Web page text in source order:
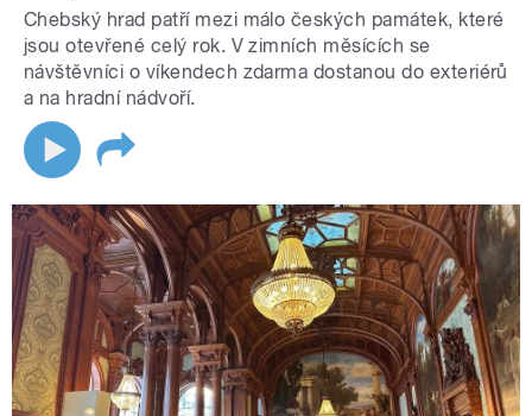
Chebský hrad patří mezi málo českých památek, které
jsou otevřené celý rok. V zimních měsících se
návštěvníci o víkendech zdarma dostanou do exteriérů
a na hradní nádvoří.